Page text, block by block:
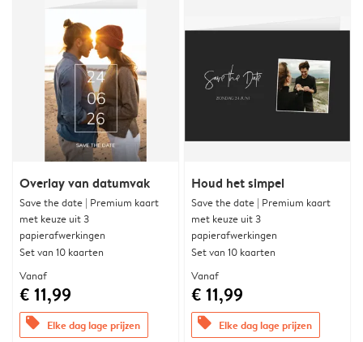
Overlay van datumvak
Save the date | Premium kaart
met keuze uit 3
papierafwerkingen
Set van 10 kaarten
Vanaf
€ 11,99
offers Elke dag lage prijzen
Houd het simpel
Save the date | Premium kaart
met keuze uit 3
papierafwerkingen
Set van 10 kaarten
Vanaf
€ 11,99
offers Elke dag lage prijzen